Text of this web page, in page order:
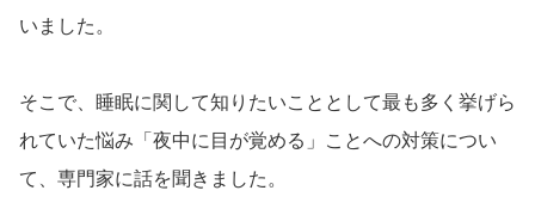
いました。
そこで、睡眠に関して知りたいこととして最も多く挙げら
れていた悩み「夜中に目が覚める」ことへの対策につい
て、専門家に話を聞きました。